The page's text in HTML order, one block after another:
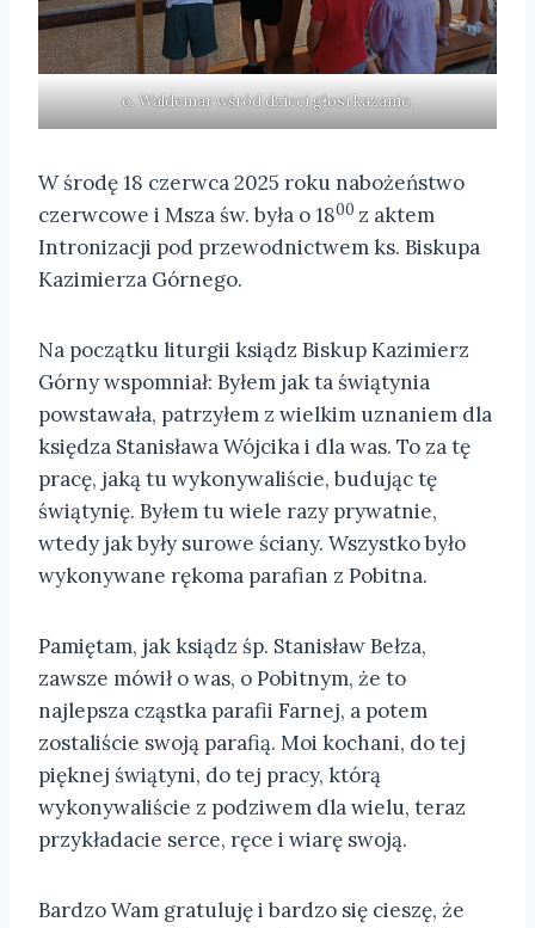
o. Waldemar wśród dzieci głosi kazanie.
W środę 18 czerwca 2025 roku nabożeństwo
czerwcowe i Msza św. była o 1800 z aktem
Intronizacji pod przewodnictwem ks. Biskupa
Kazimierza Górnego.
Na początku liturgii ksiądz Biskup Kazimierz
Górny wspomniał: Byłem jak ta świątynia
powstawała, patrzyłem z wielkim uznaniem dla
księdza Stanisława Wójcika i dla was. To za tę
pracę, jaką tu wykonywaliście, budując tę
świątynię. Byłem tu wiele razy prywatnie,
wtedy jak były surowe ściany. Wszystko było
wykonywane rękoma parafian z Pobitna.
Pamiętam, jak ksiądz śp. Stanisław Bełza,
zawsze mówił o was, o Pobitnym, że to
najlepsza cząstka parafii Farnej, a potem
zostaliście swoją parafią. Moi kochani, do tej
pięknej świątyni, do tej pracy, którą
wykonywaliście z podziwem dla wielu, teraz
przykładacie serce, ręce i wiarę swoją.
Bardzo Wam gratuluję i bardzo się cieszę, że